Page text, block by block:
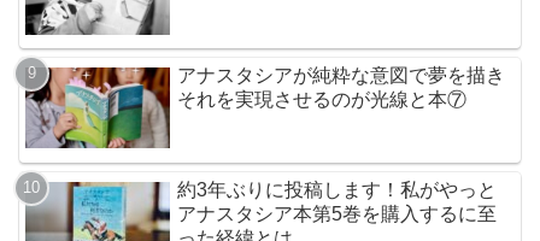
アナスタシアが純粋な意図で夢を描き
それを実現させるのが光線と本⑦
約3年ぶりに投稿します！私がやっと
アナスタシア本第5巻を購入するに至